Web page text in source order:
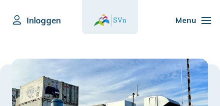
Menu
Inloggen